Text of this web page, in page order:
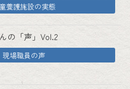
養護施設の実態
の「声」Vol.2
現場職員の声